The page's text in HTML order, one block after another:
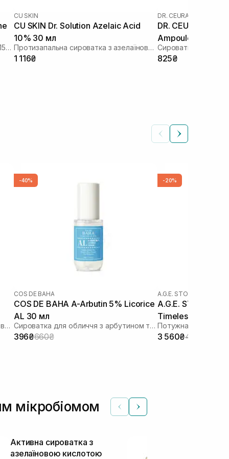
Сироватка з азелаїновою кислотою 15% та глутатіоном
CU SKIN
CU SKIN Dr. Solution Azelaic Acid
10% 30 мл
Протизапальна сироватка з азелаїновою кислотою
1 116₴
DR. CEURACLE
DR. CEURACLE
Ampoule 30 мл
825₴
Протизапальна сироватка з азелаїновою кислотою
-40%
COS DE BAHA
COS DE BAHA A-Arbutin 5% Licorice
AL 30 мл
Сироватка для обличчя з арбутином та лакрицею
396₴660₴
-20%
A.G.E. STOP
A.G.E. STOP
Timeless
3 560₴4 450₴
мікробіомом
Активна сироватка з
азелаїновою кислотою